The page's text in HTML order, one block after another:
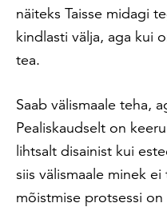
näiteks Taisse midagi
kindlasti välja, aga kui
tea.
Saab välismaale teha,
Pealiskaudselt on
lihtsalt disainist kui
siis välismaale minek
mõistmise protsessi